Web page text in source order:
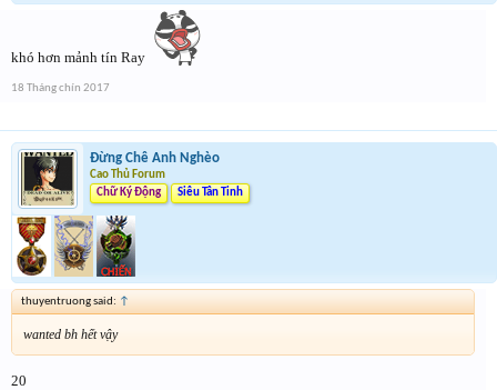
khó hơn mảnh tín Ray
18 Tháng chín 2017
Đừng Chê Anh Nghèo
Cao Thủ Forum
Chữ Ký Động
Siêu Tân Tinh
thuyentruong said: ↑
wanted bh hết vậy
20